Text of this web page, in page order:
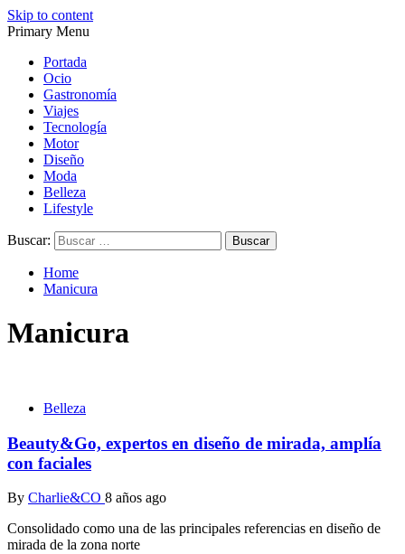
Skip to content
diseño…
diseño…
Primary Menu
Portada
Ocio
Gastronomía
Viajes
Tecnología
Motor
Diseño
Moda
Belleza
Lifestyle
Buscar:
Home
Manicura
Manicura
Belleza
Beauty&Go, expertos en diseño de mirada, amplía
con faciales
By Charlie&CO 8 años ago
Consolidado como una de las principales referencias en diseño de
mirada de la zona norte